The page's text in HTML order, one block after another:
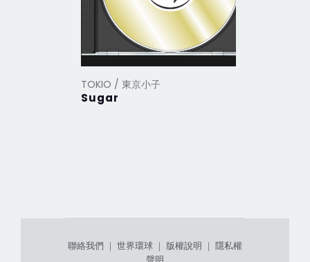
TOKIO / 東京小子
Sugar
聯絡我們 ｜ 世界環球 ｜ 版權說明 ｜ 隱私權